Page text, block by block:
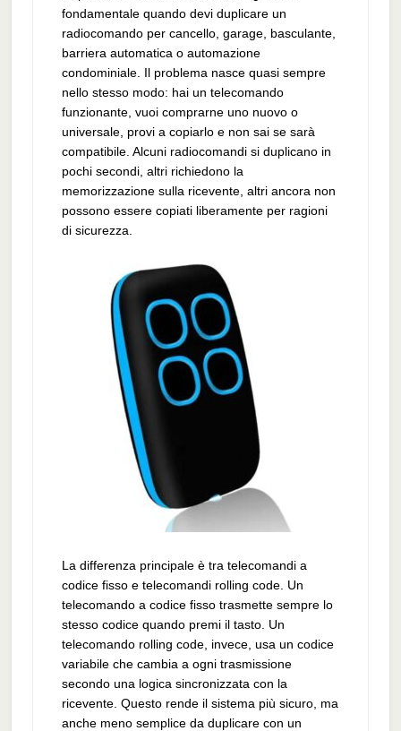
fondamentale quando devi duplicare un
radiocomando per cancello, garage, basculante,
barriera automatica o automazione
condominiale. Il problema nasce quasi sempre
nello stesso modo: hai un telecomando
funzionante, vuoi comprarne uno nuovo o
universale, provi a copiarlo e non sai se sarà
compatibile. Alcuni radiocomandi si duplicano in
pochi secondi, altri richiedono la
memorizzazione sulla ricevente, altri ancora non
possono essere copiati liberamente per ragioni
di sicurezza.
La differenza principale è tra telecomandi a
codice fisso e telecomandi rolling code. Un
telecomando a codice fisso trasmette sempre lo
stesso codice quando premi il tasto. Un
telecomando rolling code, invece, usa un codice
variabile che cambia a ogni trasmissione
secondo una logica sincronizzata con la
ricevente. Questo rende il sistema più sicuro, ma
anche meno semplice da duplicare con un